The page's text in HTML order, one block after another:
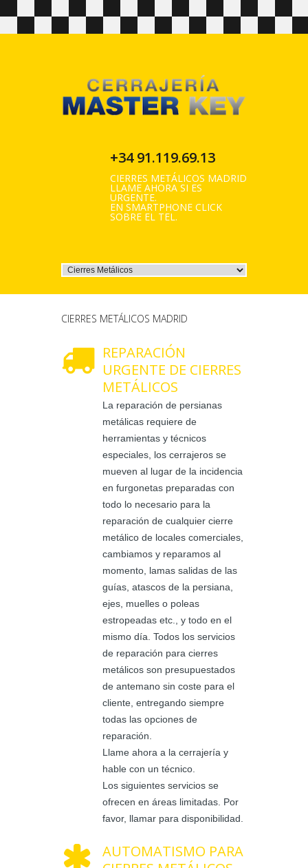
+34 91.119.69.13
CIERRES METÁLICOS MADRID
LLAME AHORA SI ES
URGENTE.
EN SMARTPHONE CLICK
SOBRE EL TEL.
CIERRES METÁLICOS MADRID
REPARACIÓN
URGENTE DE CIERRES
METÁLICOS
La reparación de persianas
metálicas requiere de
herramientas y técnicos
especiales, los cerrajeros se
mueven al lugar de la incidencia
en furgonetas preparadas con
todo lo necesario para la
reparación de cualquier cierre
metálico de locales comerciales,
cambiamos y reparamos al
momento, lamas salidas de las
guías, atascos de la persiana,
ejes, muelles o poleas
estropeadas etc., y todo en el
mismo día. Todos los servicios
de reparación para cierres
metálicos son presupuestados
de antemano sin coste para el
cliente, entregando siempre
todas las opciones de
reparación.
Llame ahora a la cerrajería y
hable con un técnico.
Los siguientes servicios se
ofrecen en áreas limitadas. Por
favor, llamar para disponibilidad.
AUTOMATISMO PARA